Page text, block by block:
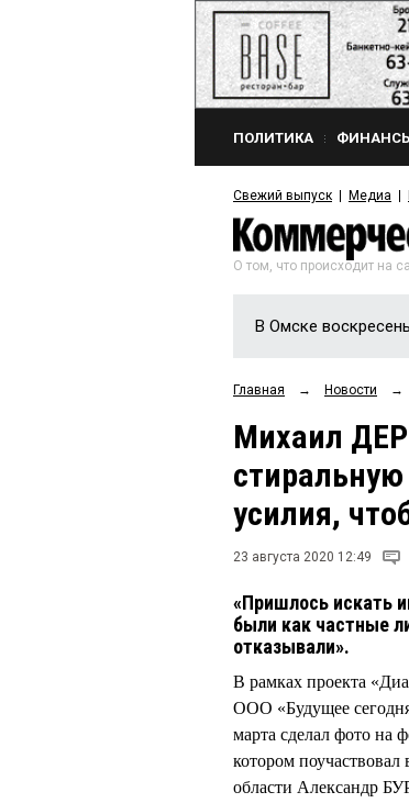
ПОЛИТИКА
Свежий выпуск Медиа
О том, что происходит на
В Омске
Главная → Новости →
Михаил
усилия,
23 августа 2020 12:49
«Пришлось искать
были как частные
отказывали».
В рамках проекта
ООО «Будущее
марта сделал фото на
котором
области Александр